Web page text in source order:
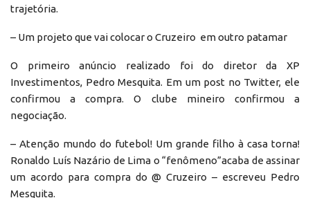
trajetória.
– Um projeto que vai colocar o Cruzeiro em outro patamar
O primeiro anúncio realizado foi do diretor da XP
Investimentos, Pedro Mesquita. Em um post no Twitter, ele
confirmou a compra. O clube mineiro confirmou a
negociação.
– Atenção mundo do futebol! Um grande filho à casa torna!
Ronaldo Luís Nazário de Lima o “fenômeno”acaba de assinar
um acordo para compra do @ Cruzeiro – escreveu Pedro
Mesquita.